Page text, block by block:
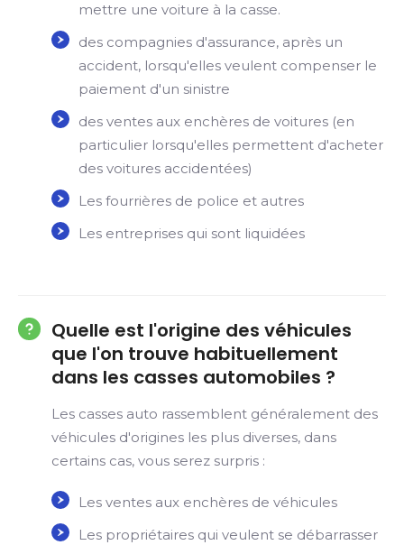
mettre une voiture à la casse.
des compagnies d'assurance, après un
accident, lorsqu'elles veulent compenser le
paiement d'un sinistre
des ventes aux enchères de voitures (en
particulier lorsqu'elles permettent d'acheter
des voitures accidentées)
Les fourrières de police et autres
Les entreprises qui sont liquidées
Quelle est l'origine des véhicules
que l'on trouve habituellement
dans les casses automobiles ?
Les casses auto rassemblent généralement des
véhicules d'origines les plus diverses, dans
certains cas, vous serez surpris :
Les ventes aux enchères de véhicules
Les propriétaires qui veulent se débarrasser